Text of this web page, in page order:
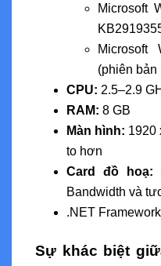
Microsoft
(phiên bản
CPU: 2.5–2.9
RAM: 8 GB
Màn hình: 1920
to hơn
Card đồ hoạ:
Bandwidth và
.NET
Sự khác biệt